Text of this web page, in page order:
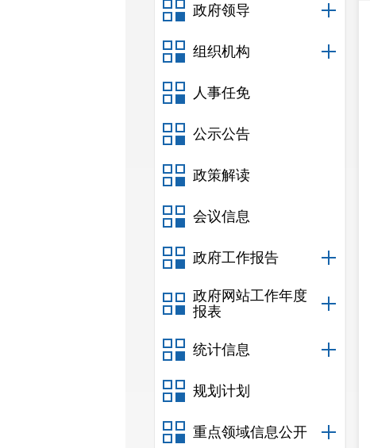
政府领导
组织机构
人事任免
公示公告
政策解读
会议信息
政府工作报告
政府网站工作年度
报表
统计信息
规划计划
重点领域信息公开